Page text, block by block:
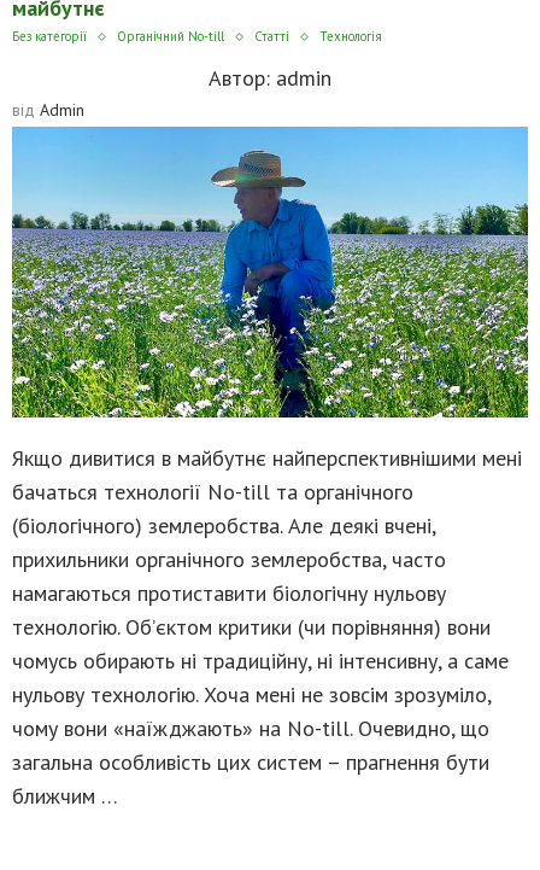
майбутнє
Без категорії Органічний No-till Статті Технологія
Автор: admin
від Admin
Якщо дивитися в майбутнє найперспективнішими мені
бачаться технології No-till та органічного
(біологічного) землеробства. Але деякі вчені,
прихильники органічного землеробства, часто
намагаються протиставити біологічну нульову
технологію. Об’єктом критики (чи порівняння) вони
чомусь обирають ні традиційну, ні інтенсивну, а саме
нульову технологію. Хоча мені не зовсім зрозуміло,
чому вони «наїжджають» на No-till. Очевидно, що
загальна особливість цих систем – прагнення бути
ближчим …